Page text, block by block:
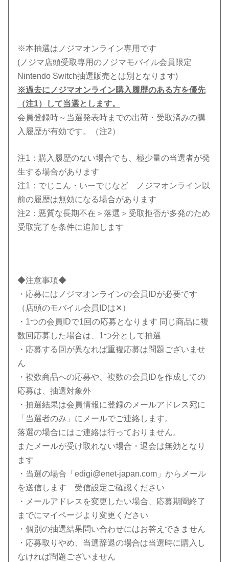
※本抽選はノジマオンライン専用です
(ノジマ店頭受取専用のノジマモバイル会員限定
Nintendo Switch抽選販売とは別となります)
※過去にノジマオンライン購入履歴のある方を優先
（注1）して当選とします。
会員登録時～当選発表時までの出荷・受取済みの購
入履歴が有効です。（注2）
注1：購入履歴のない場合でも、極少量の当選者が発
生する場合があります
注1：でじこん・いーでじなど ノジマオンライン以
前の履歴は無効になる場合があります
注2：悪質な長期不在＞落選＞受取拒否が多発のため
受取完了を条件に追加します
◆注意事項◆
・応募にはノジマオンラインの会員IDが必要です
（店頭のモバイル会員IDは✕）
・1つの会員IDで1回の応募となります 同じ商品に複
数回応募した場合は、1つ分として抽選
・応募する回が異なれば重複応募は問題ございませ
ん
・複数商品への応募や、複数の会員IDを作成しての
応募は、抽選対象外
・抽選結果は会員情報に登録のメールアドレス宛に
「当選者のみ」にメールでご連絡します。
落選の場合にはご連絡は行っておりません。
またメールが受け取れない場合・退会は無効となり
ます
・当選の場合「edigi@enet-japan.com」からメール
を送信します 受信設定ご確認ください
・メールアドレスを変更したい場合、応募期間終了
までにマイページより変更ください
・個別の抽選結果問い合わせにはお答えできません
・応募取りやめ、当選辞退の場合は当選時に購入し
なければ問題ございません